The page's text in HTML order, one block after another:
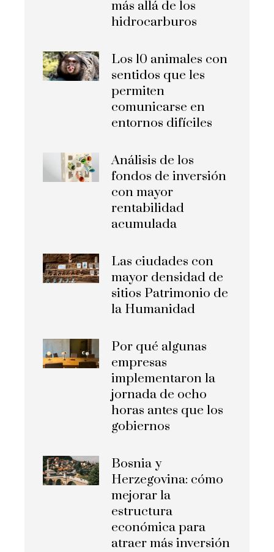
más allá de los
hidrocarburos
Los 10 animales con
sentidos que les
permiten
comunicarse en
entornos difíciles
Análisis de los
fondos de inversión
con mayor
rentabilidad
acumulada
Las ciudades con
mayor densidad de
sitios Patrimonio de
la Humanidad
Por qué algunas
empresas
implementaron la
jornada de ocho
horas antes que los
gobiernos
Bosnia y
Herzegovina: cómo
mejorar la
estructura
económica para
atraer más inversión